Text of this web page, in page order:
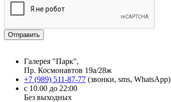
Отправить
Галерея "Парк",
Пр. Космонавтов 19а/28ж
+7 (989) 511-87-77 (звонки, sms, WhatsApp)
с 10.00 до 22:00
Без выходных